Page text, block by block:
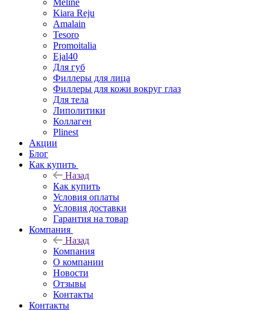
Meline
Kiara Reju
Amalain
Tesoro
Promoitalia
Ejal40
Для губ
Филлеры для лица
Филлеры для кожи вокруг глаз
Для тела
Липолитики
Коллаген
Plinest
Акции
Блог
Как купить
Назад
Как купить
Условия оплаты
Условия доставки
Гарантия на товар
Компания
Назад
Компания
О компании
Новости
Отзывы
Контакты
Контакты